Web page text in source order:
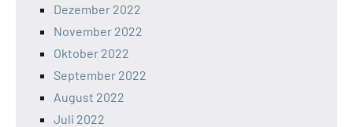
Dezember 2022
November 2022
Oktober 2022
September 2022
August 2022
Juli 2022